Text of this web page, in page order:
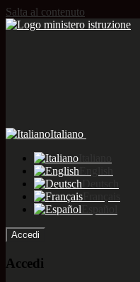
Salta al contenuto
Italiano
Accedi
Accedi